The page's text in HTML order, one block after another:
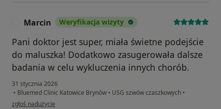
Marcin Weryfikacja wizyty
Pani doktor jest super, miała świetne podejście
do maluszka! Dodatkowo zasugerowała dalsze
badania w celu wykluczenia innych chorób.
31 stycznia 2026
• Bluemed Clinic Katowice Brynów • USG szwów czaszkowych •
w opinii użytkownika Marcin
zgłoś nadużycie